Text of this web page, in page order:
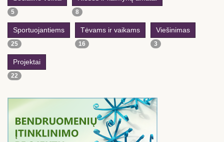
5 8
Sportuojantiems
25
Tėvams ir vaikams
16
Viešinimas
3
Projektai
22